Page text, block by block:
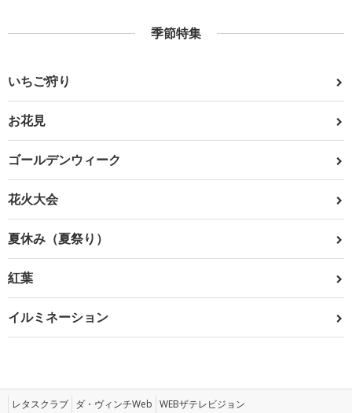
季節特集
いちご狩り
お花見
ゴールデンウィーク
花火大会
夏休み（夏祭り）
紅葉
イルミネーション
レタスクラブ ダ・ヴィンチWeb WEBザテレビジョン